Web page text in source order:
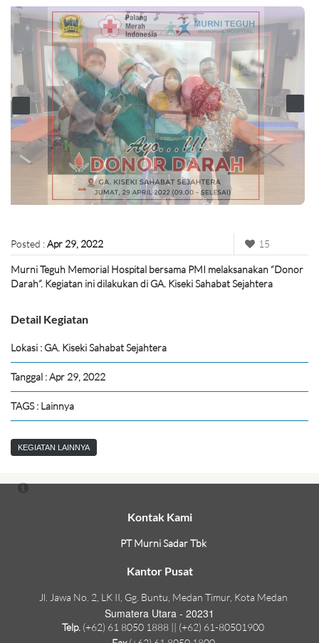
Posted :Apr 29, 2022 15
Murni Teguh Memorial Hospital bersama PMI melaksanakan “Donor
Darah”. Kegiatan ini dilakukan di GA. Kiseki Sahabat Sejahtera
Detail Kegiatan
Lokasi : GA. Kiseki Sahabat Sejahtera
Tanggal : Apr 29, 2022
TAGS : Lainnya
KEGIATAN LAINNYA
Kontak Kami
PT Murni Sadar Tbk
Kantor Pusat
Jl. Jawa No. 2, LK II, Gg. Buntu, Medan Timur, Kota Medan
Sumatera Utara - 20231
Telp. (+62) 61 8050 1888 || (+62) 61-80501900